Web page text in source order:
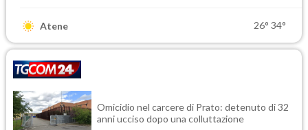
Atene 26° 34°
Omicidio nel carcere di Prato: detenuto di 32
anni ucciso dopo una colluttazione